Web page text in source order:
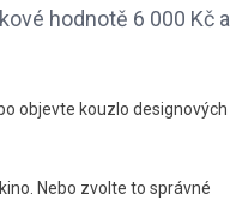
hodnotě 6 000 Kč a
objevte kouzlo designových
Nebo zvolte to správné